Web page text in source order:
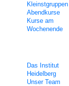
Kleinstgruppen
Abendkurse
Kurse am
Wochenende
Das Institut
Heidelberg
Unser Team